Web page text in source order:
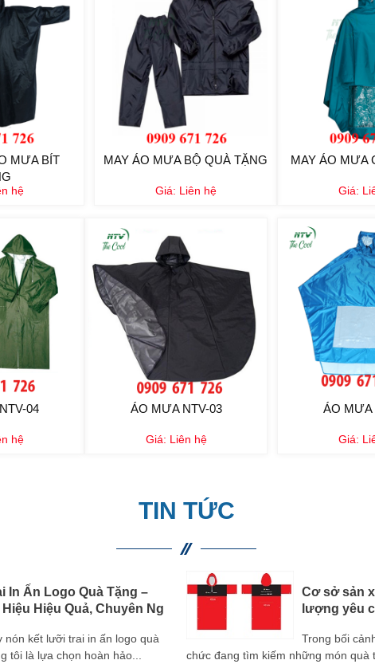
MƯA BÍT
hệ
MAY ÁO MƯA BỘ QUÀ TẶNG
Giá: Liên hệ
MAY ÁO MƯA
Giá:
04
hệ
ÁO MƯA NTV-03
Giá: Liên hệ
ÁO MƯA
Giá:
TIN TỨC
In Ấn Logo Quà Tặng –
Hiệu Quả, Chuyên Ng
kết lưỡi trai in ấn logo quà
tôi là lựa chọn hoàn hảo...
Cơ sở sản
lượng yêu
Trong bối
chức đang tìm kiếm những món quà